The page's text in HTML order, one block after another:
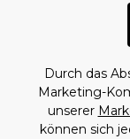
Durch das
Marketing-
unserer
können sich